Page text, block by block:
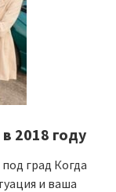
2018 году
град Когда
и ваша